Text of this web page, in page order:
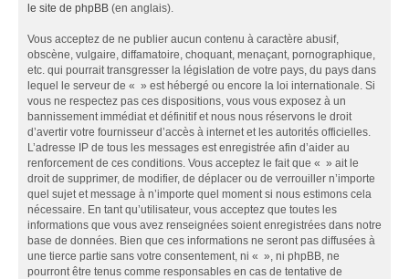
le site de phpBB (en anglais).
Vous acceptez de ne publier aucun contenu à caractère abusif,
obscène, vulgaire, diffamatoire, choquant, menaçant, pornographique,
etc. qui pourrait transgresser la législation de votre pays, du pays dans
lequel le serveur de « » est hébergé ou encore la loi internationale. Si
vous ne respectez pas ces dispositions, vous vous exposez à un
bannissement immédiat et définitif et nous nous réservons le droit
d’avertir votre fournisseur d’accès à internet et les autorités officielles.
L’adresse IP de tous les messages est enregistrée afin d’aider au
renforcement de ces conditions. Vous acceptez le fait que « » ait le
droit de supprimer, de modifier, de déplacer ou de verrouiller n’importe
quel sujet et message à n’importe quel moment si nous estimons cela
nécessaire. En tant qu’utilisateur, vous acceptez que toutes les
informations que vous avez renseignées soient enregistrées dans notre
base de données. Bien que ces informations ne seront pas diffusées à
une tierce partie sans votre consentement, ni « », ni phpBB, ne
pourront être tenus comme responsables en cas de tentative de